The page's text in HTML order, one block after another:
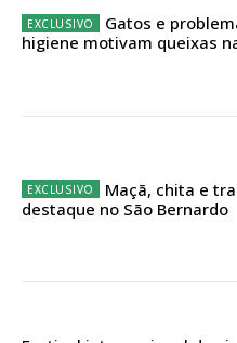
Edição em papel
Gatos e
higiene motivam queixas
Maçã, chita e
destaque no São Bernardo